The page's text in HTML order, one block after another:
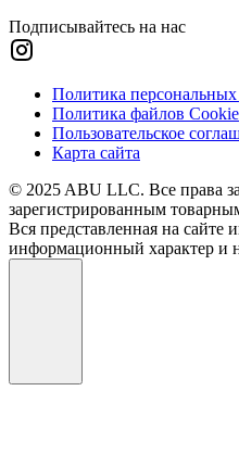
Подписывайтесь на нас
Политика
Политика файлов Cookie
Пользовательское
Карта сайта
© 2025 ABU LLC. Все права
зарегистрированным
Вся представленная на сайте
информационный характер и